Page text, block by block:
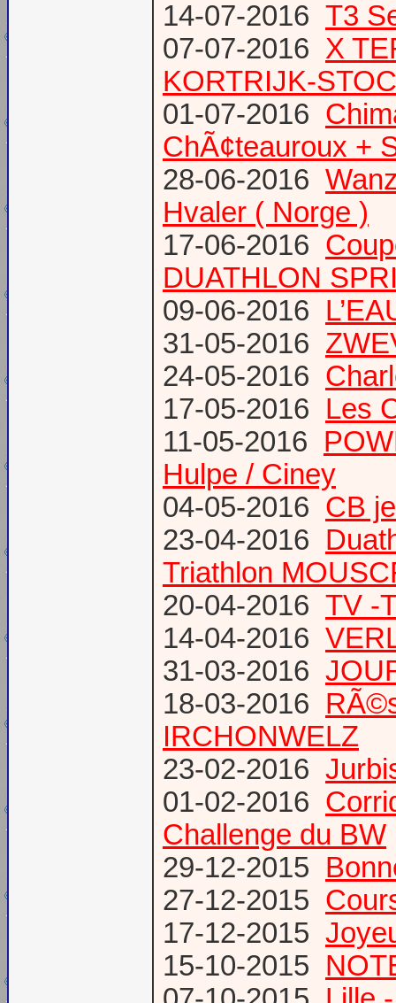
14-07-2016 T3
07-07-2016 X
KORTRIJK-
01-07-2016
ChÃ¢teauroux +
28-06-2016
Hvaler ( Norge )
17-06-2016
DUATHLON
09-06-2016
31-05-2016
24-05-2016
17-05-2016 Les
11-05-2016
Hulpe / Ciney
04-05-2016 CB
23-04-2016
Triathlon
20-04-2016 TV -
14-04-2016
31-03-2016
18-03-2016
IRCHONWELZ
23-02-2016
01-02-2016
Challenge du BW
29-12-2015
27-12-2015
17-12-2015
15-10-2015